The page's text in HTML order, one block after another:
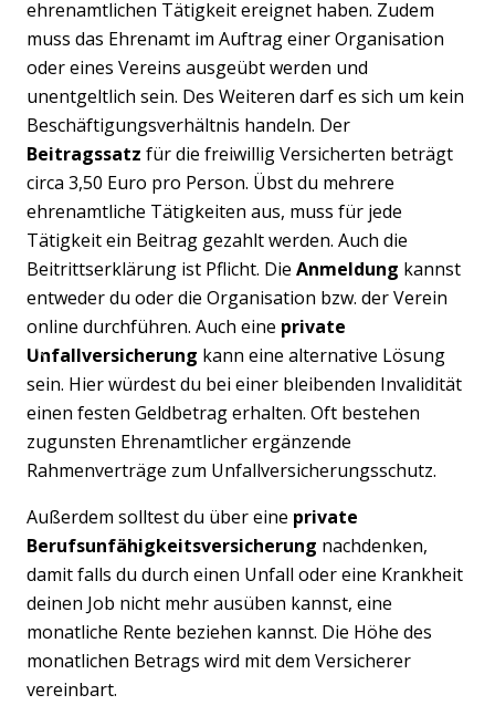
Previous
ehrenamtlichen Tätigkeit ereignet haben. Zudem
muss das Ehrenamt im Auftrag einer Organisation
oder eines Vereins ausgeübt werden und
unentgeltlich sein. Des Weiteren darf es sich um kein
Beschäftigungsverhältnis handeln. Der
Beitragssatz für die freiwillig Versicherten beträgt
circa 3,50 Euro pro Person. Übst du mehrere
ehrenamtliche Tätigkeiten aus, muss für jede
Tätigkeit ein Beitrag gezahlt werden. Auch die
Beitrittserklärung ist Pflicht. Die Anmeldung kannst
entweder du oder die Organisation bzw. der Verein
online durchführen. Auch eine private
Unfallversicherung kann eine alternative Lösung
sein. Hier würdest du bei einer bleibenden Invalidität
einen festen Geldbetrag erhalten. Oft bestehen
zugunsten Ehrenamtlicher ergänzende
Rahmenverträge zum Unfallversicherungsschutz.
Außerdem solltest du über eine private
Berufsunfähigkeitsversicherung nachdenken,
damit falls du durch einen Unfall oder eine Krankheit
deinen Job nicht mehr ausüben kannst, eine
monatliche Rente beziehen kannst. Die Höhe des
monatlichen Betrags wird mit dem Versicherer
vereinbart.